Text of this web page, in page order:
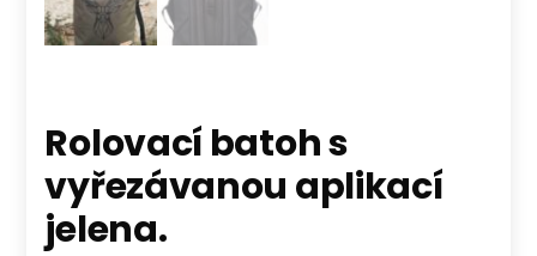
Rolovací batoh s
vyřezávanou aplikací
jelena.